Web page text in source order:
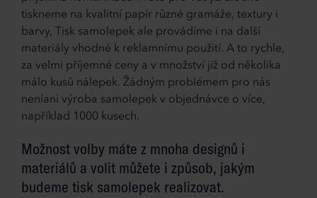
tiskneme na kvalitní papír různé gramáže, textury i
barvy, Tisk samolepek ale provádíme i na další
materiály vhodné k reklamnímu použití. A to rychle,
za velmi příjemné ceny a v množství již od několika
málo kusů nálepek. Žádným problémem pro nás
neníani výroba samolepek v objednávce o více,
například 1000 kusech.
Možnost volby máte z mnoha designů i
materiálů a volit můžete i způsob, jakým
budeme tisk samolepek realizovat.